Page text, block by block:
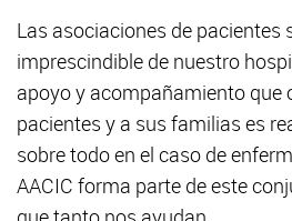
Las asociaciones de pacientes
imprescindible de nuestro
apoyo y acompañamiento que
pacientes y a sus familias es
sobre todo en el caso de
AACIC forma parte de este